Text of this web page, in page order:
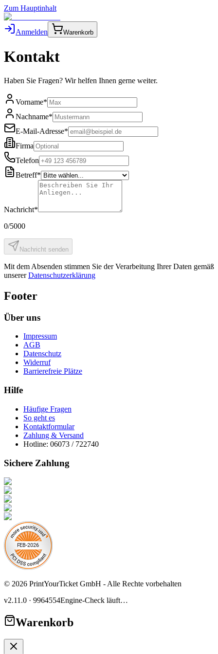
Zum Hauptinhalt
Anmelden Warenkorb
Kontakt
Haben Sie Fragen? Wir helfen Ihnen gerne weiter.
Vorname*
Nachname*
E-Mail-Adresse*
Firma
Telefon
Betreff*
Nachricht*
0/5000
Nachricht senden
Mit dem Absenden stimmen Sie der Verarbeitung Ihrer Daten gemäß
unserer Datenschutzerklärung
Footer
Über uns
Impressum
AGB
Datenschutz
Widerruf
Barrierefreie Plätze
Hilfe
Häufige Fragen
So geht es
Kontaktformular
Zahlung & Versand
Hotline: 06073 / 722740
Sichere Zahlung
© 2026 PrintYourTicket GmbH - Alle Rechte vorbehalten
v2.11.0 · 9964554Engine-Check läuft…
Warenkorb